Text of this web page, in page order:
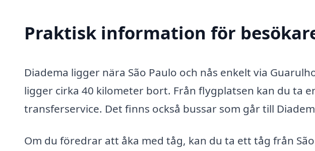
Praktisk information för
Diadema ligger nära São Paulo och nås enkelt via
ligger cirka 40 kilometer bort. Från flygplatsen kan du ta
transferservice. Det finns också bussar som går till
Om du föredrar att åka med tåg, kan du ta ett tåg från